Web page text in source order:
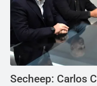
Secheep: Carlos